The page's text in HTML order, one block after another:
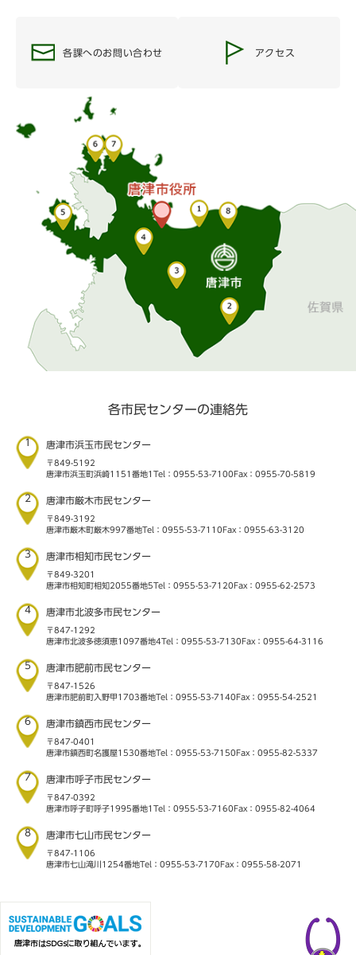
各課へのお問い合わせ アクセス
各市民センターの連絡先
1 唐津市浜玉市民センター
〒849-5192
唐津市浜玉町浜崎1151番地1 Tel：0955-53-7100 Fax：0955-70-5819
2 唐津市厳木市民センター
〒849-3192
唐津市厳木町厳木997番地Tel：0955-53-7110 Fax：0955-63-3120
3 唐津市相知市民センター
〒849-3201
唐津市相知町相知2055番地5Tel：0955-53-7120 Fax：0955-62-2573
4 唐津市北波多市民センター
〒847-1292
唐津市北波多徳須恵1097番地4Tel：0955-53-7130 Fax：0955-64-3116
5 唐津市肥前市民センター
〒847-1526
唐津市肥前町入野甲1703番地Tel：0955-53-7140 Fax：0955-54-2521
6 唐津市鎮西市民センター
〒847-0401
唐津市鎮西町名護屋1530番地Tel：0955-53-7150 Fax：0955-82-5337
7 唐津市呼子市民センター
〒847-0392
唐津市呼子町呼子1995番地1 Tel：0955-53-7160 Fax：0955-82-4064
8 唐津市七山市民センター
〒847-1106
唐津市七山滝川1254番地Tel：0955-53-7170 Fax：0955-58-2071